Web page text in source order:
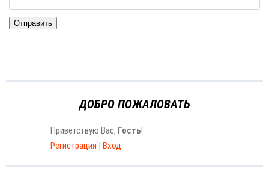
Отправить
ДОБРО ПОЖАЛОВАТЬ
Приветствую Вас, Гость!
Регистрация | Вход